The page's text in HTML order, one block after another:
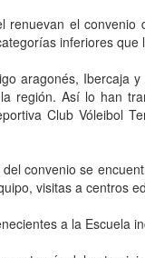
renuevan el
inferiores
aragonés, Ibercaja
región. Así lo han
Club Vóleibol
convenio se
visitas a centros
a la Escuela